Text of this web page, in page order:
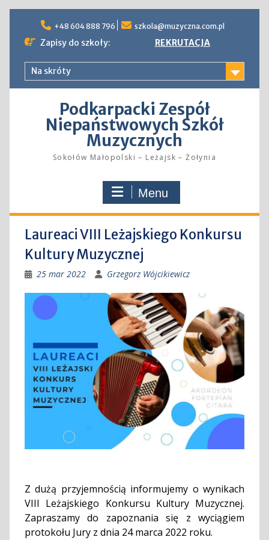
content
+48 604 888 796 szkola@muzyczna.com.pl
Zapisy do szkoły: REKRUTACJA
Na skróty
Podkarpacki Zespół
Niepaństwowych Szkół
Muzycznych
Sokołów Małopolski – Leżajsk – Żołynia
Menu
Laureaci VIII Leżajskiego Konkursu
Kultury Muzycznej
25 mar 2022 Grzegorz Wójcikiewicz
Z dużą przyjemnością informujemy o wynikach
VIII Leżajskiego Konkursu Kultury Muzycznej.
Zapraszamy do zapoznania się z wyciągiem
protokołu Jury z dnia 24 marca 2022 roku.